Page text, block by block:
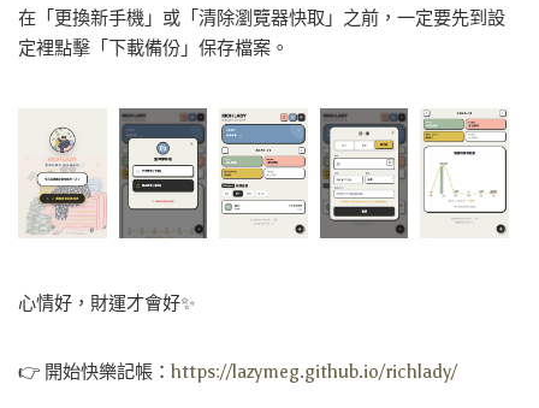
在「更換新手機」或「清除瀏覽器快取」之前，一定要先到設
定裡點擊「下載備份」保存檔案。
心情好，財運才會好✨
👉 開始快樂記帳： https://lazymeg.github.io/richlady/